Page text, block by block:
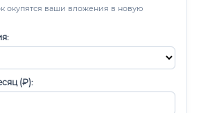
окупятся ваши вложения в новую
(₽):